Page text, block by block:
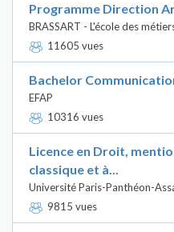
Programme Direction
BRASSART - L'école des
11605 vues
Bachelor
EFAP
10316 vues
Licence en Droit,
classique et à...
Université Paris-Panthéon-
9815 vues